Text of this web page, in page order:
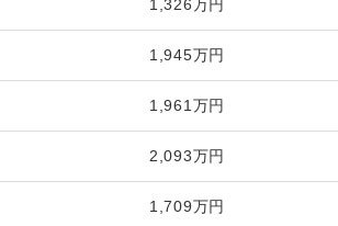
1,326万円
1,945万円
1,961万円
2,093万円
1,709万円